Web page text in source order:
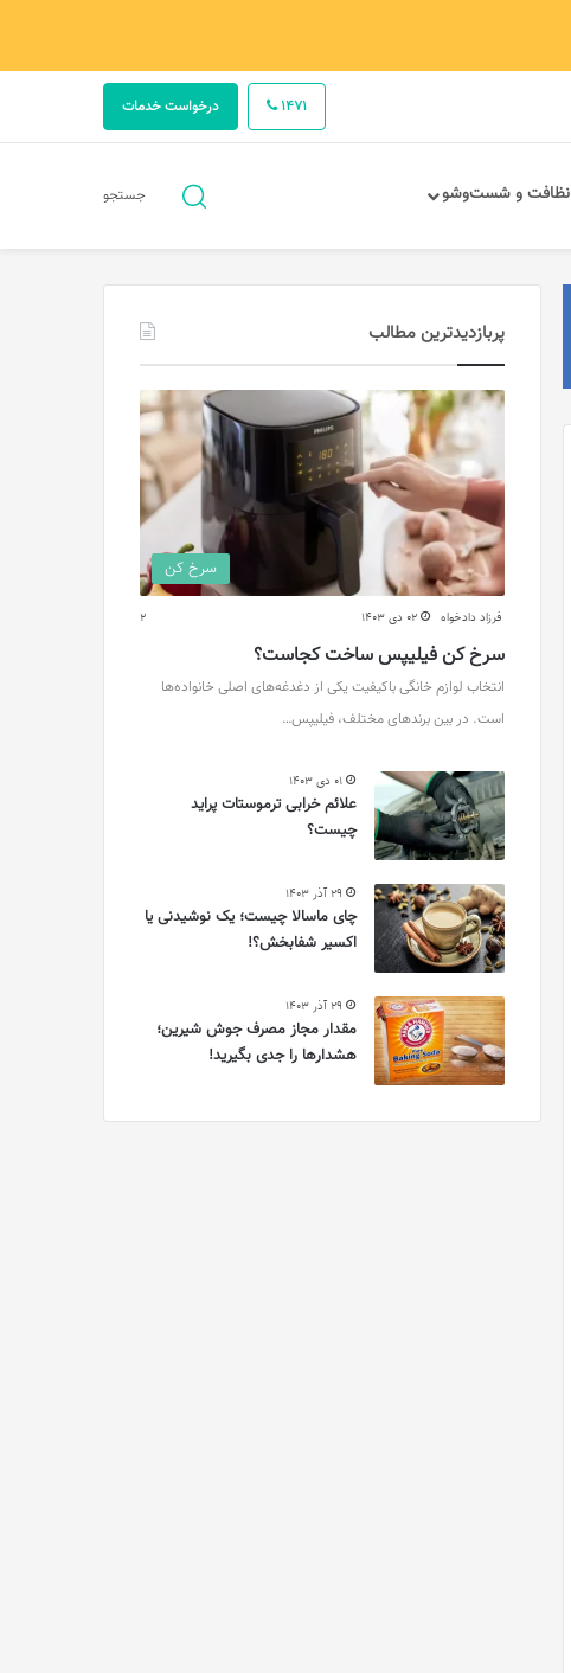
درخواست خدمات 1471
نظافت و شست‌وشو جستجوجستجو
پربازدیدترین مطالب
سرخ کن
فرزاد دادخواه 02 دی 1403 2
سرخ کن فیلیپس ساخت کجاست؟
انتخاب لوازم خانگی باکیفیت یکی از دغدغه‌های اصلی خانواده‌ها
است. در بین برندهای مختلف، فیلیپس…
01 دی 1403
علائم خرابی ترموستات پراید
چیست؟
29 آذر 1403
چای ماسالا چیست؛ یک نوشیدنی یا
اکسیر شفابخش؟!
29 آذر 1403
مقدار مجاز مصرف جوش شیرین؛
هشدارها را جدی بگیرید!